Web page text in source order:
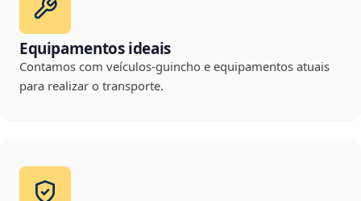
Equipamentos ideais
Contamos com veículos-guincho e equipamentos atuais
para realizar o transporte.